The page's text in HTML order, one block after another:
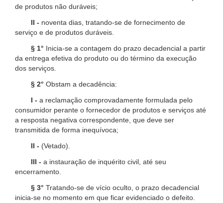
de produtos não duráveis;
II - noventa dias, tratando-se de fornecimento de
serviço e de produtos duráveis.
§ 1° Inicia-se a contagem do prazo decadencial a partir
da entrega efetiva do produto ou do término da execução
dos serviços.
§ 2° Obstam a decadência:
I - a reclamação comprovadamente formulada pelo
consumidor perante o fornecedor de produtos e serviços até
a resposta negativa correspondente, que deve ser
transmitida de forma inequívoca;
II - (Vetado).
III - a instauração de inquérito civil, até seu
encerramento.
§ 3° Tratando-se de vício oculto, o prazo decadencial
inicia-se no momento em que ficar evidenciado o defeito.